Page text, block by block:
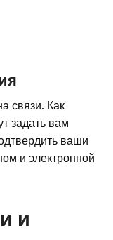
связи. Как
задать вам
ваши
и электронной
и